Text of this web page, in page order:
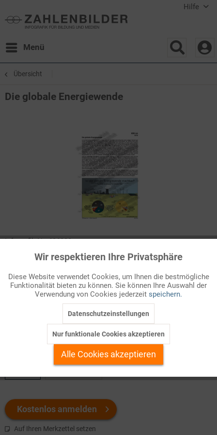
Hilfe
Menü
Übersicht
Die globale Energiewende
Infografik Nr. 636338
Eine 2019 veröffentlichte Studie der Energy Watch Group (EWG)
und der finnischen Universität LUT hält eine globale und
vollständige Energiewende noch vor 2050 für technisch und
wirtschaftlich machbar. Wie der zukünftige Energiemix
aussehen könnte, zeigt das für 2050 berechnete Modell.
Welchen Download brauchen Sie?
s/w-Version
Kostenlos anmelden
Auf Ihren Merkzettel setzen
Funktionale Aktiv
Marketing Inaktiv
Personalisierung Inaktiv
Service
Wir respektieren Ihre Privatsphäre
Diese Website verwendet Cookies, um Ihnen die bestmögliche
Funktionalität bieten zu können. Sie können Ihre Auswahl der
Verwendung von Cookies jederzeit speichern.
Datenschutzeinstellungen
Nur funktionale Cookies akzeptieren
Alle Cookies akzeptieren